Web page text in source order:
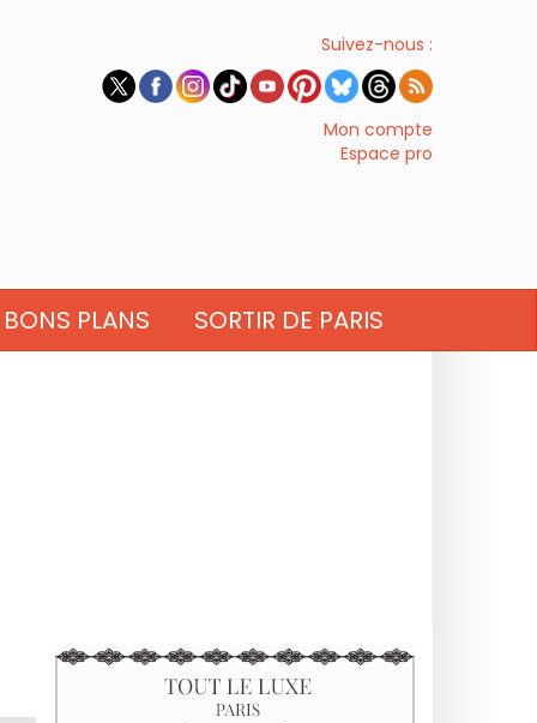
Suivez-nous :
Mon compte
Espace pro
BONS PLANS SORTIR DE PARIS